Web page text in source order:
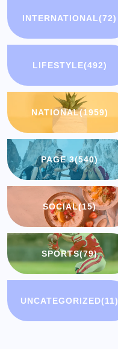
INTERNATIONAL(72)
LIFESTYLE(492)
NATIONAL(1959)
PAGE 3(540)
SOCIAL(15)
SPORTS(79)
UNCATEGORIZED(11)